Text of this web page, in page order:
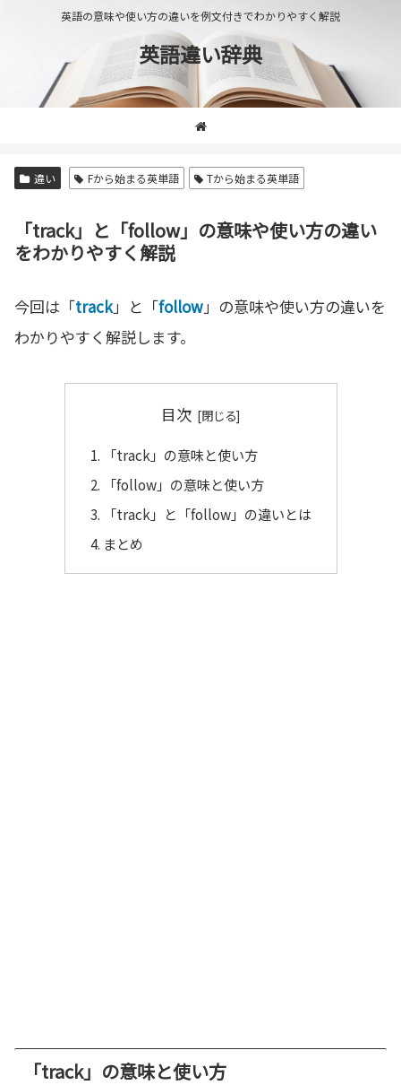
英語の意味や使い方の違いを例文付きでわかりやすく解説
英語違い辞典
違い Fから始まる英単語 Tから始まる英単語
「track」と「follow」の意味や使い方の違い
をわかりやすく解説
今回は「track」と「follow」の意味や使い方の違いを
わかりやすく解説します。
目次
「track」の意味と使い方
「follow」の意味と使い方
「track」と「follow」の違いとは
まとめ
「track」の意味と使い方